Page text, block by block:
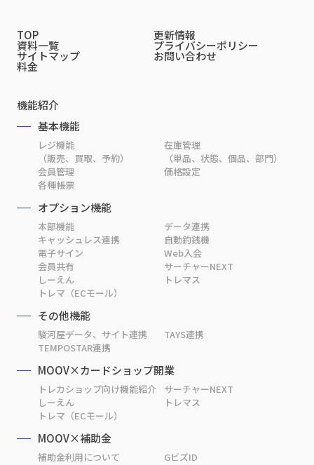
TOP 更新情報
資料一覧 プライバシーポリシー
サイトマップ お問い合わせ
料金
機能紹介
基本機能
レジ機能
（販売、買取、予約）
在庫管理
（単品、状態、個品、部門）
会員管理
価格設定
各種帳票
オプション機能
本部機能
データ連携
キャッシュレス連携
自動釣銭機
電子サイン
Web入会
会員共有
サーチャーNEXT
しーえん
トレマス
トレマ（ECモール）
その他機能
駿河屋データ、サイト連携
TAYS連携
TEMPOSTAR連携
MOOV×カードショップ開業
トレカショップ向け機能紹介
サーチャーNEXT
しーえん
トレマス
トレマ（ECモール）
MOOV×補助金
補助金利用について GビズID